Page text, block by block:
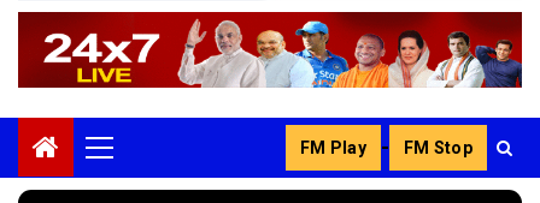
Primary
Menu
FM Play - FM Stop